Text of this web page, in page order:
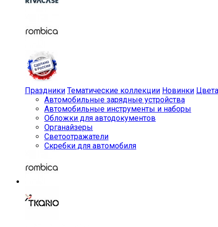
Праздники Тематические коллекции Новинки Цвета
Автомобильные зарядные устройства
Автомобильные инструменты и наборы
Обложки для автодокументов
Органайзеры
Светоотражатели
Скребки для автомобиля